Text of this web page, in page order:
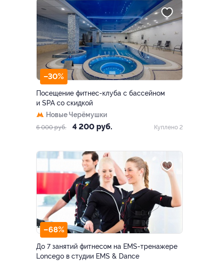
–30%
Посещение фитнес-клуба с бассейном
и SPA со скидкой
Новые Черёмушки
6 000 руб. 4 200 руб. Куплено 2
–68%
До 7 занятий фитнесом на EMS-тренажере
Loncego в студии EMS & Dance